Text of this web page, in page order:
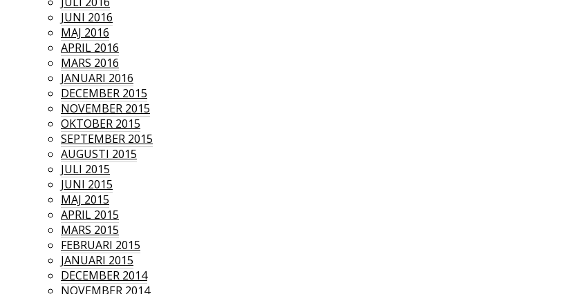
JUNI 2016
MAJ 2016
APRIL 2016
MARS 2016
JANUARI 2016
DECEMBER 2015
NOVEMBER 2015
OKTOBER 2015
SEPTEMBER 2015
AUGUSTI 2015
JULI 2015
JUNI 2015
MAJ 2015
APRIL 2015
MARS 2015
FEBRUARI 2015
JANUARI 2015
DECEMBER 2014
NOVEMBER 2014